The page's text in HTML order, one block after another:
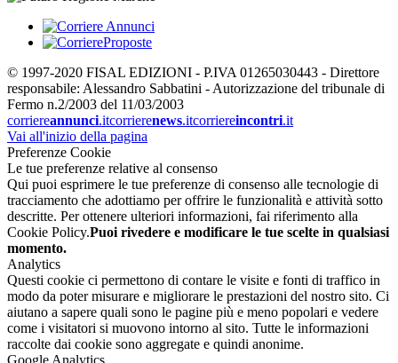
© 1997-2020 FISAL EDIZIONI - P.IVA 01265030443 - Direttore
responsabile: Alessandro Sabbatini - Autorizzazione del tribunale di
Fermo n.2/2003 del 11/03/2003
corriereannunci.itcorrierenews.itcorriereincontri.it
Vai all'inizio della pagina
Preferenze Cookie
Le tue preferenze relative al consenso
Qui puoi esprimere le tue preferenze di consenso alle tecnologie di
tracciamento che adottiamo per offrire le funzionalità e attività sotto
descritte. Per ottenere ulteriori informazioni, fai riferimento alla
Cookie Policy.Puoi rivedere e modificare le tue scelte in qualsiasi
momento.
Analytics
Questi cookie ci permettono di contare le visite e fonti di traffico in
modo da poter misurare e migliorare le prestazioni del nostro sito. Ci
aiutano a sapere quali sono le pagine più e meno popolari e vedere
come i visitatori si muovono intorno al sito. Tutte le informazioni
raccolte dai cookie sono aggregate e quindi anonime.
Google Analytics